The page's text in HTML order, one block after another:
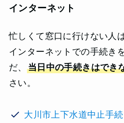
インターネット
忙しくて窓口に行けない人
インターネットでの手続き
だ、 当日中の手続きはでき
さい。
大川市上下水道中止手続